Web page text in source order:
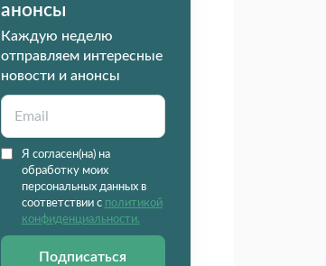
анонсы
Каждую неделю
отправляем интересные
новости и анонсы
Я согласен(на) на
обработку моих
персональных данных в
соответствии с политикой
конфиденциальности.
Подписаться